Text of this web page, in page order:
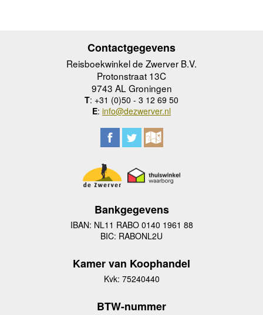
Contactgegevens
Reisboekwinkel de Zwerver B.V.
Protonstraat 13C
9743 AL Groningen
T: +31 (0)50 - 3 12 69 50
E: info@dezwerver.nl
Bankgegevens
IBAN: NL11 RABO 0140 1961 88
BIC: RABONL2U
Kamer van Koophandel
Kvk: 75240440
BTW-nummer